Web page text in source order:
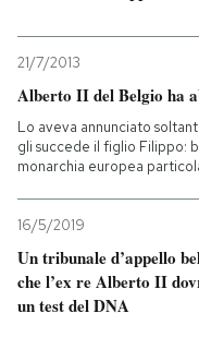
21/7/2013
Alberto II del Belgio ha
Lo aveva annunciato
gli succede il figlio Filippo:
monarchia europea
16/5/2019
Un tribunale d’appello
che l’ex re Alberto II
un test del DNA